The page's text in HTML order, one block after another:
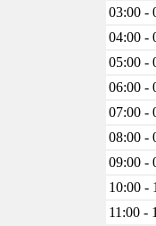
03:00 -
04:00 -
05:00 -
06:00 -
07:00 -
08:00 -
09:00 -
10:00 -
11:00 -